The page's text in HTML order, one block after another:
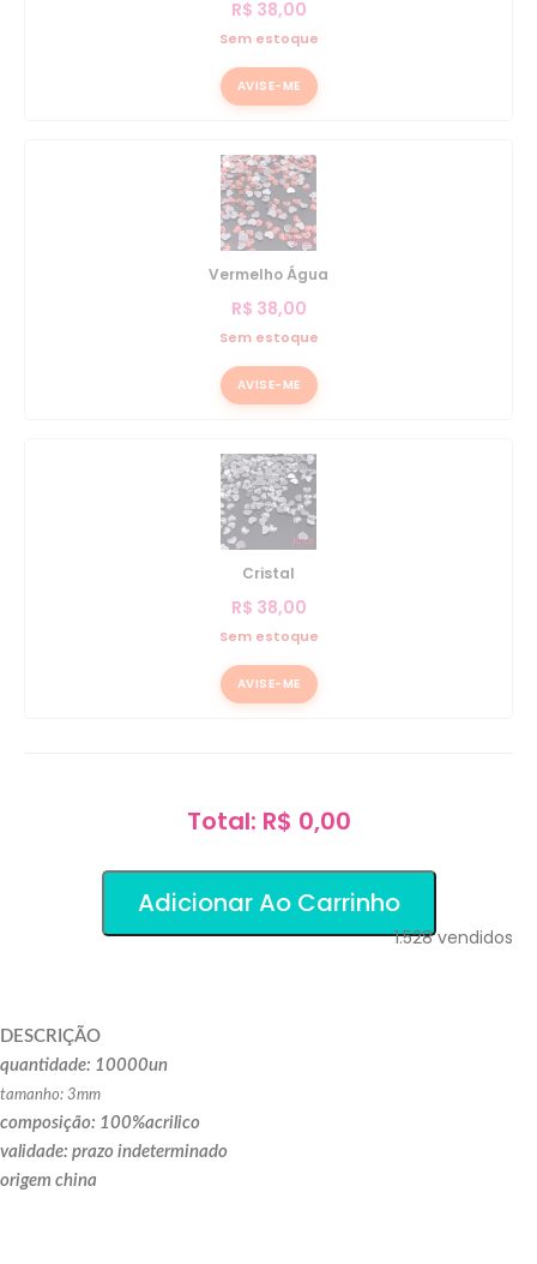
R$ 38,00
Sem estoque
AVISE-ME
Vermelho Água
R$ 38,00
Sem estoque
AVISE-ME
Cristal
R$ 38,00
Sem estoque
AVISE-ME
Total: R$ 0,00
Adicionar Ao Carrinho
1.528vendidos
DESCRIÇÃO
quantidade: 10000un
tamanho: 3mm
composição: 100%acrilico
validade: prazo indeterminado
origem china